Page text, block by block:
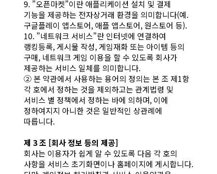
9. ”오픈마켓”이란 애플리케이션 설치 및 결제
기능을 제공하는 전자상거래 환경을 의미합니다(예.
구글플레이 앱스토어, 애플 앱스토어, 원스토어 등).
10. ”네트워크 서비스”란 인터넷에 연결하여
랭킹등록, 게시물 작성, 게임재화 또는 아이템 등의
구매, 네트워크 게임 이용을 할 수 있도록 회사가
제공하는 서비스 일체를 의미합니다.
② 본 약관에서 사용하는 용어의 정의는 본 조 제1항
각 호에서 정하는 것을 제외하고는 관계법령 및
서비스 별 정책에서 정하는 바에 의하며, 이에
정하여지지 아니한 것은 일반적인 상관례에
따릅니다.
제 3 조 [회사 정보 등의 제공]
회사는 이용자가 쉽게 알 수 있도록 다음 각 호의
사항을 서비스 초기화면이나 홈페이지에 게시합니다.